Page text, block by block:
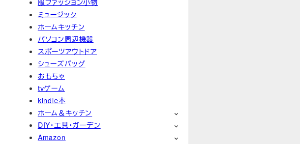
服ファッション小物
ミュージック
ホームキッチン
パソコン周辺機器
スポーツアウトドア
シューズバッグ
おもちゃ
tvゲーム
kindle本
ホーム＆キッチン
DIY・工具・ガーデン
Amazon